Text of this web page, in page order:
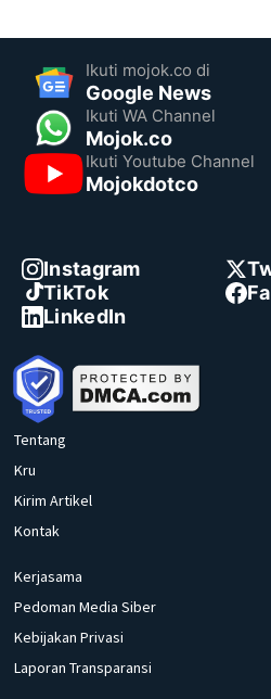
Ikuti mojok.co di
Google News
Ikuti WA Channel
Mojok.co
Ikuti Youtube Channel
Mojokdotco
Instagram
TikTok
LinkedIn
Tentang
Kru
Kirim Artikel
Kontak
Kerjasama
Pedoman Media Siber
Kebijakan Privasi
Laporan Transparansi